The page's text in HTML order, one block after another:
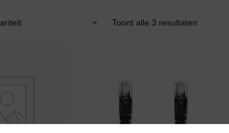
Toont alle 3 resultaten